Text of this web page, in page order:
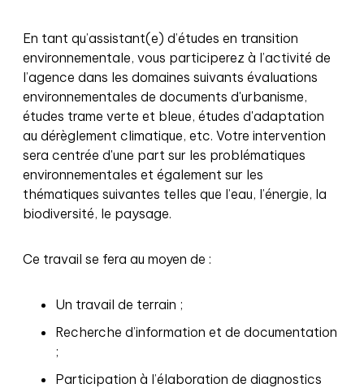
En tant qu’assistant(e) d’études en transition
environnementale, vous participerez à l’activité de
l’agence dans les domaines suivants évaluations
environnementales de documents d'urbanisme,
études trame verte et bleue, études d'adaptation
au dérèglement climatique, etc. Votre intervention
sera centrée d'une part sur les problématiques
environnementales et également sur les
thématiques suivantes telles que l’eau, l’énergie, la
biodiversité, le paysage.
Ce travail se fera au moyen de :
Un travail de terrain ;
Recherche d’information et de documentation
;
Participation à l’élaboration de diagnostics